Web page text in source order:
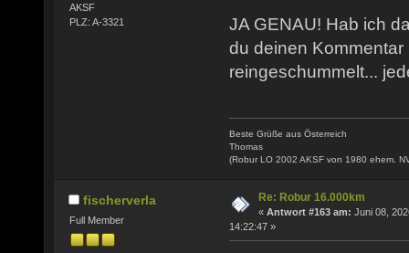
AKSF
PLZ: A-3321
JA GENAU! Hab ich
du deinen Kommentar
reingeschummelt...
Beste Grüße aus Österreich
Thomas
(Robur LO 2002 AKSF von 1980 ehem.
fischerverla
Full Member
Re: Robur 16.000km
« Antwort #163 am: Juni 08,
14:22:47 »